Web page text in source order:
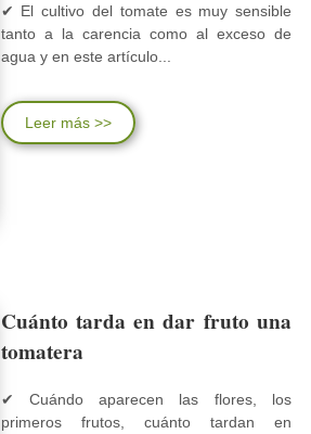
✔ El cultivo del tomate es muy sensible
tanto a la carencia como al exceso de
agua y en este artículo...
Leer más >>
Cuánto tarda en dar fruto una
tomatera
✔ Cuándo aparecen las flores, los
primeros frutos, cuánto tardan en